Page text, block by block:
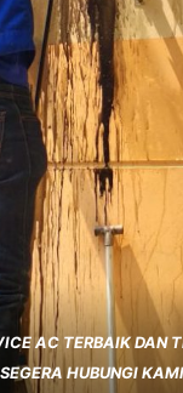
AC TERBAIK DAN
SEGERA HUBUNGI